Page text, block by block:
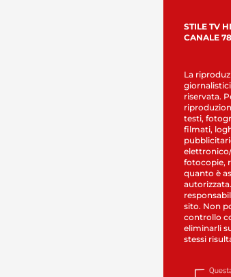
STILE TV
CANALE
La
giornalistici
riservata.
testi,
filmati,
fotocopie,
quanto è
sito. Non
controllo
eliminarli
stessi